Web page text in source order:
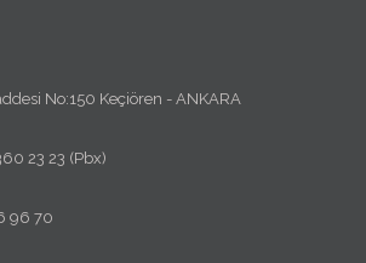
No:150 Keçiören - ANKARA
23 23 (Pbx)
96 70